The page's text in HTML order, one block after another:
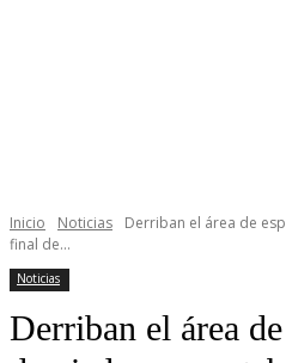
Inicio Noticias
Derriban el área de
final de...
Noticias
Derriban el área